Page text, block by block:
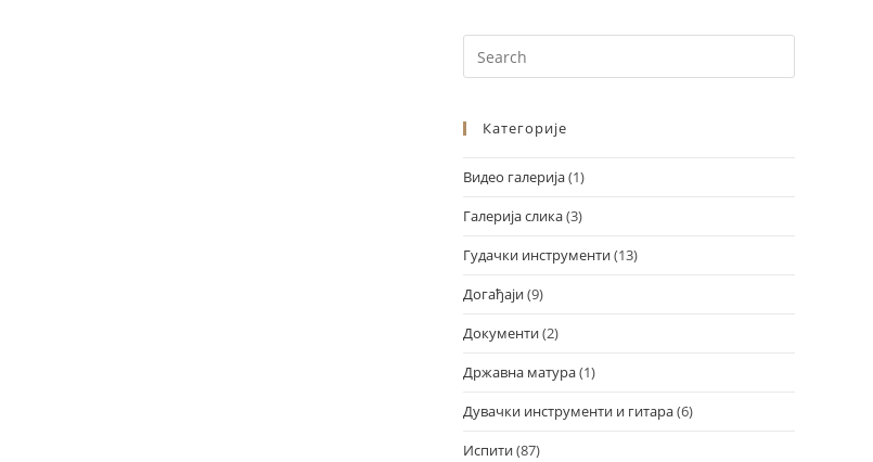
Категорије
Видео галерија(1)
Галерија слика(3)
Гудачки инструменти(13)
Догађаји(9)
Документи(2)
Државна матура(1)
Дувачки инструменти и гитара(6)
Испити(87)